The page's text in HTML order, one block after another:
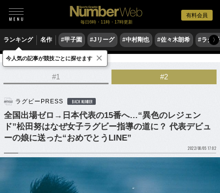
有料会員
毎日6時・11時・17時更新
ランキング 名作 #甲子園 #Jリーグ #中村剛也 #佐々木朗希 #ラグ〉
ラグビー ラグビー日本代表
#1 #2
ラグビーPRESS BACK NUMBER
全国出場ゼロ→日本代表の15番へ…“異色のレジェン
ド”松田努はなぜ女子ラグビー指導の道に？ 代表デビュ
ーの娘に送った“おめでとうLINE”
2022/08/05 17:02
今人気の記事が競技ごとに探せます ×